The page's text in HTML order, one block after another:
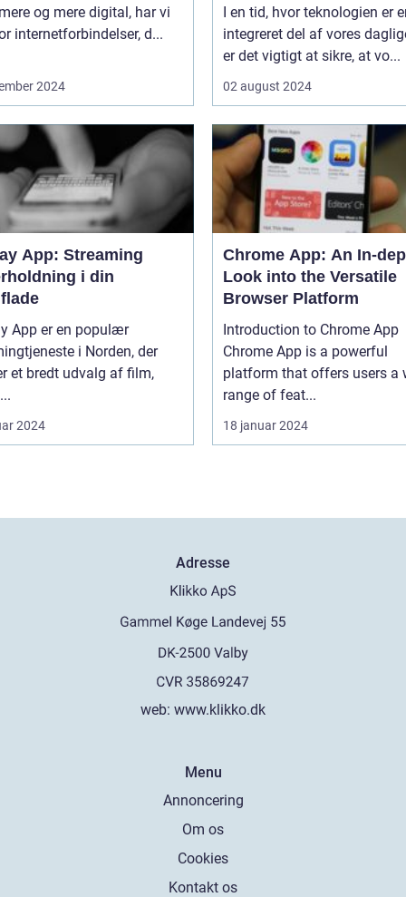
og mere digital, har vi
internetforbindelser, d...
2024
I en tid, hvor teknologien er
integreret del af vores
er det vigtigt at sikre, at vo...
02 august 2024
App: Streaming
i din
App er en populær
i Norden, der
et bredt udvalg af film,
2024
Chrome App: An In-
Look into the Versatile
Browser Platform
Introduction to Chrome App
Chrome App is a powerful
platform that offers users a
range of feat...
18 januar 2024
Adresse
web: www.klikko.dk
Menu
Annoncering
Om os
Cookies
Kontakt os